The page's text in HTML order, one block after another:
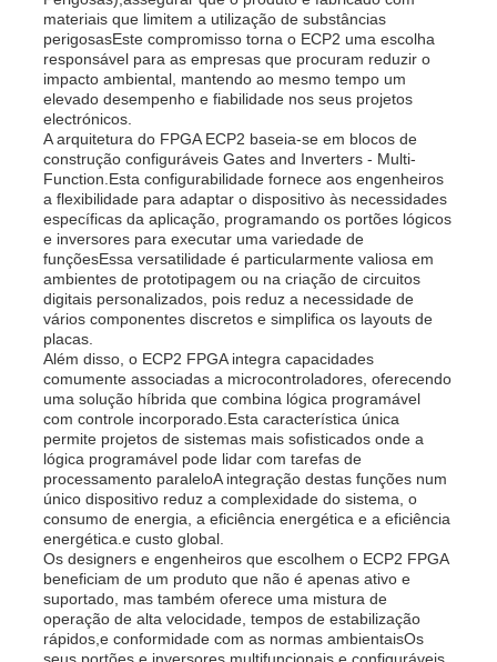
Início
Produtos
Vídeos
Sobre Nós
Visita à fábrica
Controle de Qualidade
Contacte-nos
Notícias
Casos
FPGA Field Programmable Gate Array
materiais que limitem a utilização de substâncias
perigosasEste compromisso torna o ECP2 uma escolha
responsável para as empresas que procuram reduzir o
impacto ambiental, mantendo ao mesmo tempo um
elevado desempenho e fiabilidade nos seus projetos
electrónicos.
A arquitetura do FPGA ECP2 baseia-se em blocos de
construção configuráveis Gates and Inverters - Multi-
Function.Esta configurabilidade fornece aos engenheiros
a flexibilidade para adaptar o dispositivo às necessidades
específicas da aplicação, programando os portões lógicos
e inversores para executar uma variedade de
funçõesEssa versatilidade é particularmente valiosa em
ambientes de prototipagem ou na criação de circuitos
digitais personalizados, pois reduz a necessidade de
vários componentes discretos e simplifica os layouts de
placas.
Além disso, o ECP2 FPGA integra capacidades
comumente associadas a microcontroladores, oferecendo
uma solução híbrida que combina lógica programável
com controle incorporado.Esta característica única
permite projetos de sistemas mais sofisticados onde a
lógica programável pode lidar com tarefas de
processamento paraleloA integração destas funções num
único dispositivo reduz a complexidade do sistema, o
consumo de energia, a eficiência energética e a eficiência
energética.e custo global.
Os designers e engenheiros que escolhem o ECP2 FPGA
beneficiam de um produto que não é apenas ativo e
suportado, mas também oferece uma mistura de
operação de alta velocidade, tempos de estabilização
rápidos,e conformidade com as normas ambientaisOs
seus portões e inversores multifuncionais e configuráveis